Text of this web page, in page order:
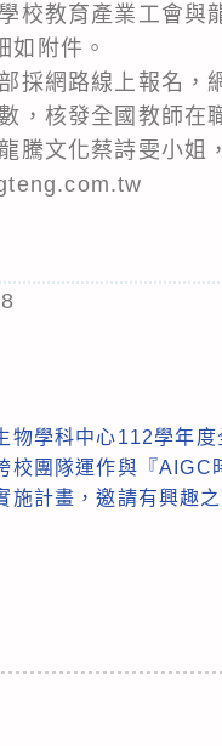
校教育產業工會與
如附件。
採網路線上報名
，核發全國教師在
騰文化蔡詩雯小
物學科中心112學年度
校團隊運作與『AIGC
施計畫，邀請有興趣